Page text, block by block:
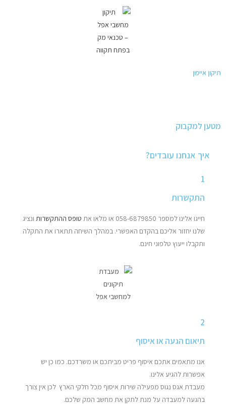
תיקון אייפון
מטען למקבוק
איך אנחנו עובדים?
1
התקשרות
חייגו אלינו למספר 058-6879850 או מלאו את טופס ההתקשרות ונציג
שלנו יחזור אליכם בהקדם האפשרי. במהלך השיחה תתארו את התקלה
ותקבלו ייעוץ טלפוני חינם.
2
תיאום הגעה או איסוף
אנו מתאמים אתכם איסוף פריט מביתכם או משרדכם. כמו כן יש
אפשרות להגיע אלינו.
מעבדת אגס נגוס מפעילה שירות איסוף מכל חלקי הארץ לכן אין צורך
בהגעה למעבדה על מנת לתקן את מחשב המק שלכם.